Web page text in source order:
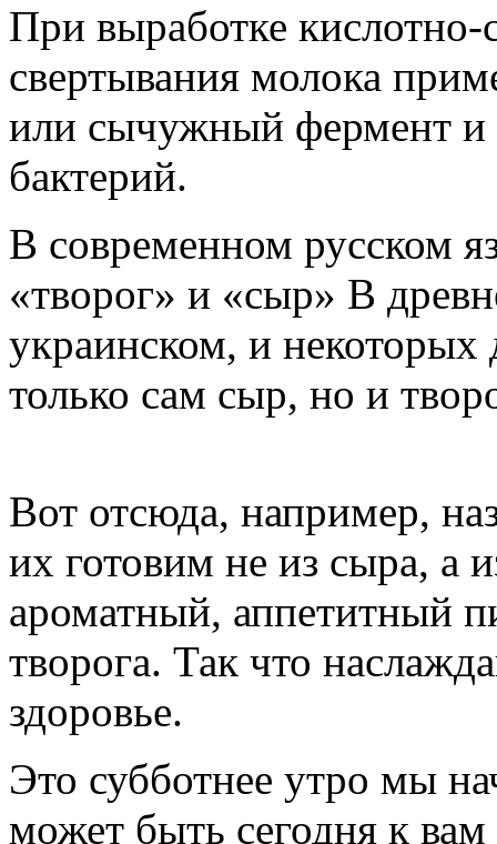
При выработке
свертывания молока
или сычужный фермент и
бактерий.
В современном русском
«творог» и «сыр» В
украинском, и некоторых
только сам сыр, но и
Вот отсюда, например,
их готовим не из сыра, а
ароматный, аппетитный
творога. Так что
здоровье.
Это субботнее утро мы
может быть сегодня к